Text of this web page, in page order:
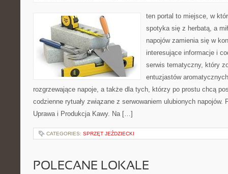
ten portal to miejsce, w
spotyka się z herbatą, a
napojów zamienia się w
interesujące informacje i
serwis tematyczny, który
entuzjastów
rozgrzewające napoje, a także dla tych, którzy po prostu chcą
codzienne rytuały związane z serwowaniem ulubionych napojów.
Uprawa i Produkcja Kawy. Na […]
CATEGORIES: SPRZĘT JEŹDZIECKI
POLECANE LOKALE